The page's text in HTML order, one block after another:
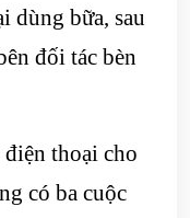
dùng bữa, sau
đối tác bèn
thoại cho
có ba cuộc